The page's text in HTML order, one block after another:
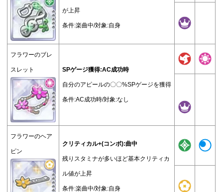
が上昇
条件:楽曲中/対象:自身
フラワーのブレ
スレット SPゲージ獲得:AC成功時
自分のアピールの〇〇%SPゲージを獲得
条件:AC成功時/対象:なし
フラワーのヘア
ピン
クリティカル+(コンボ):曲中
残りスタミナが多いほど基本クリティカ
ル値が上昇
条件:楽曲中/対象:自身